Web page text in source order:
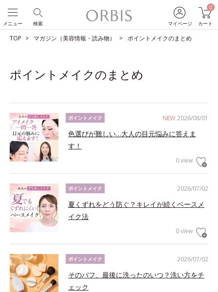
マイページ
0
カート
検索
メニュー
TOP マガジン（美容情報・読み物） ポイントメイクのまとめ
ポイントメイクのまとめ
NEW 2026/08/01
ポイントメイク
色選びが難しい…大人の目元悩みに答えま
す！
0 view
2026/07/02
ポイントメイク
夏くずれをどう防ぐ？キレイが続くベースメ
イク法
0 view
2026/07/02
ポイントメイク
そのパフ、最後に洗ったのいつ？洗い方をチ
ェック